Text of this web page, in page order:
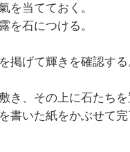
を当てておく。
を石につける。
掲げて輝きを確認する
き、その上に石たち